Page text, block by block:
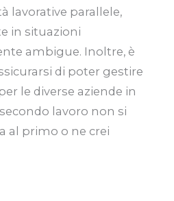
lavorative parallele,
in situazioni
ambigue. Inoltre, è
di poter gestire
le diverse aziende in
lavoro non si
al primo o ne crei